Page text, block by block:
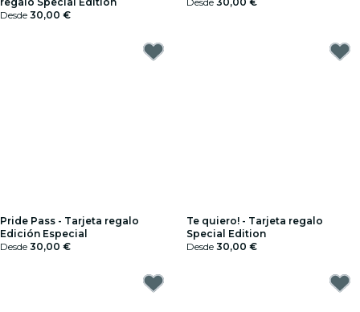
Desde 30,00 €
Pride Pass - Tarjeta regalo
Edición Especial
Desde 30,00 €
Te quiero! - Tarjeta regalo
Special Edition
Desde 30,00 €